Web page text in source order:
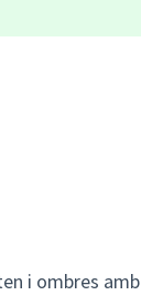
i ombres amb